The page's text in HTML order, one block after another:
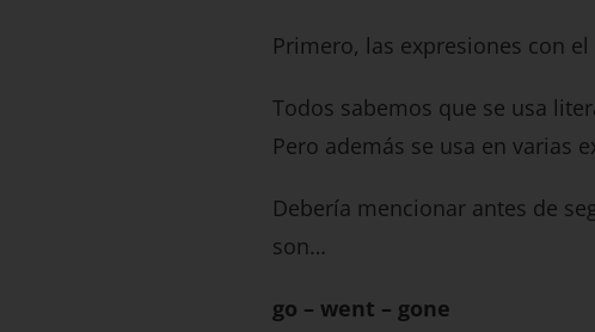
Primero, las expresiones con el
Todos sabemos que se usa
Pero además se usa en varias
Debería mencionar antes de
son…
go – went – gone